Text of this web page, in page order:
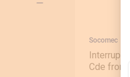
Socomec
Cde